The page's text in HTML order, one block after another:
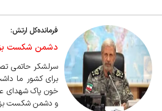
فرمانده‌کل ارتش:
دشمن شکست
سرلشکر حاتمی
برای کشور ما
خون پاک شهدای
و دشمن شکست